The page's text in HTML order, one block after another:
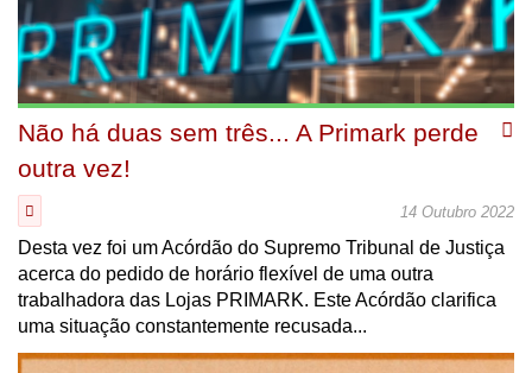
Não há duas sem três... A Primark perde
outra vez!
14 Outubro 2022
Desta vez foi um Acórdão do Supremo Tribunal de Justiça
acerca do pedido de horário flexível de uma outra
trabalhadora das Lojas PRIMARK. Este Acórdão clarifica
uma situação constantemente recusada...